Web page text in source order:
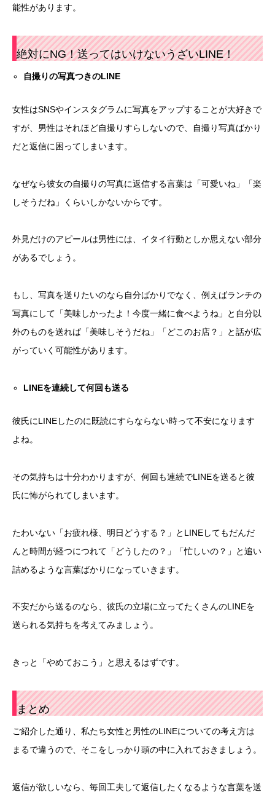
能性があります。
絶対にNG！送ってはいけないうざいLINE！
自撮りの写真つきのLINE
女性はSNSやインスタグラムに写真をアップすることが大好きで
すが、男性はそれほど自撮りすらしないので、自撮り写真ばかり
だと返信に困ってしまいます。
なぜなら彼女の自撮りの写真に返信する言葉は「可愛いね」「楽
しそうだね」くらいしかないからです。
外見だけのアピールは男性には、イタイ行動としか思えない部分
があるでしょう。
もし、写真を送りたいのなら自分ばかりでなく、例えばランチの
写真にして「美味しかったよ！今度一緒に食べようね」と自分以
外のものを送れば「美味しそうだね」「どこのお店？」と話が広
がっていく可能性があります。
LINEを連続して何回も送る
彼氏にLINEしたのに既読にすらならない時って不安になります
よね。
その気持ちは十分わかりますが、何回も連続でLINEを送ると彼
氏に怖がられてしまいます。
たわいない「お疲れ様、明日どうする？」とLINEしてもだんだ
んと時間が経つにつれて「どうしたの？」「忙しいの？」と追い
詰めるような言葉ばかりになっていきます。
不安だから送るのなら、彼氏の立場に立ってたくさんのLINEを
送られる気持ちを考えてみましょう。
きっと「やめておこう」と思えるはずです。
まとめ
ご紹介した通り、私たち女性と男性のLINEについての考え方は
まるで違うので、そこをしっかり頭の中に入れておきましょう。
返信が欲しいなら、毎回工夫して返信したくなるような言葉を送